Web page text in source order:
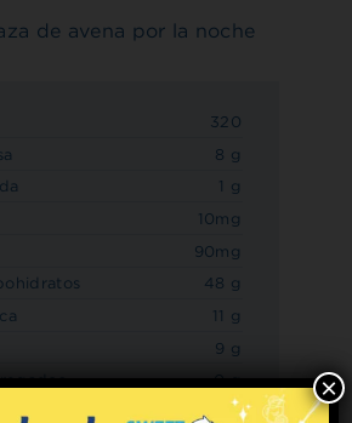
de avena por la noche
320
8 g
1 g
10mg
90mg
48 g
11 g
9 g
0 g
16 g
×